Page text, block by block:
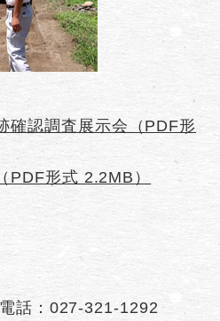
確認調査展示会（PDF形
PDF形式 2.2MB）
話：027-321-1292